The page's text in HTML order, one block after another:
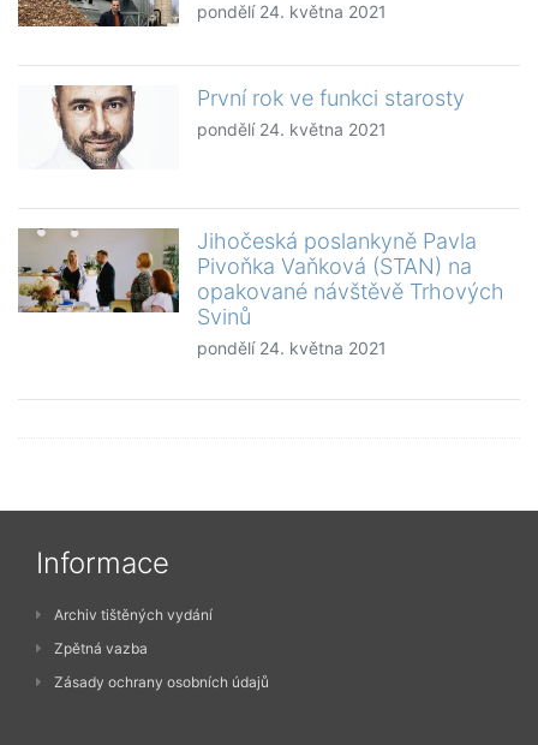
pondělí 24. května 2021
První rok ve funkci starosty
pondělí 24. května 2021
Jihočeská poslankyně Pavla
Pivoňka Vaňková (STAN) na
opakované návštěvě Trhových
Svinů
pondělí 24. května 2021
Informace
Archiv tištěných vydání
Zpětná vazba
Zásady ochrany osobních údajů